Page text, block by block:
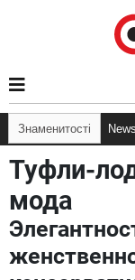
Знаменитості News
Туфли-
мода